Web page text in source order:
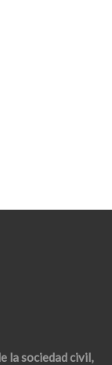
la sociedad civil,